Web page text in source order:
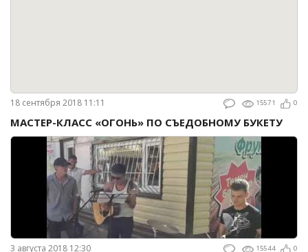
18 сентября 2018 11:11 15571 0
МАСТЕР-КЛАСС «ОГОНЬ» ПО СЪЕДОБНОМУ БУКЕТУ
3 августа 2018 12:30 15544 0